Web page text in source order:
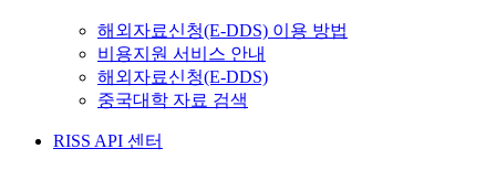
해외자료신청(E-DDS) 이용 방법
비용지원 서비스 안내
해외자료신청(E-DDS)
중국대학 자료 검색
RISS API 센터